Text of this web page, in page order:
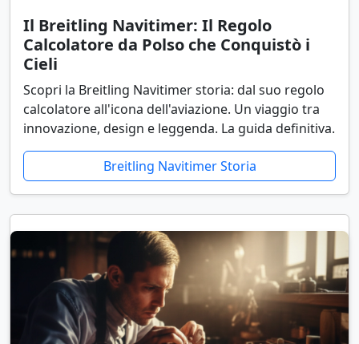
Il Breitling Navitimer: Il Regolo
Calcolatore da Polso che Conquistò i
Cieli
Scopri la Breitling Navitimer storia: dal suo regolo
calcolatore all'icona dell'aviazione. Un viaggio tra
innovazione, design e leggenda. La guida definitiva.
Breitling Navitimer Storia